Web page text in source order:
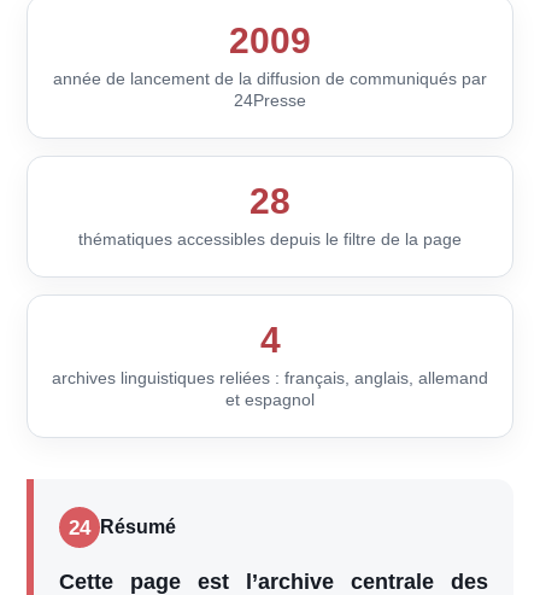
2009
année de lancement de la diffusion de communiqués par
24Presse
28
thématiques accessibles depuis le filtre de la page
4
archives linguistiques reliées : français, anglais, allemand
et espagnol
24 Résumé
Cette page est l’archive centrale des